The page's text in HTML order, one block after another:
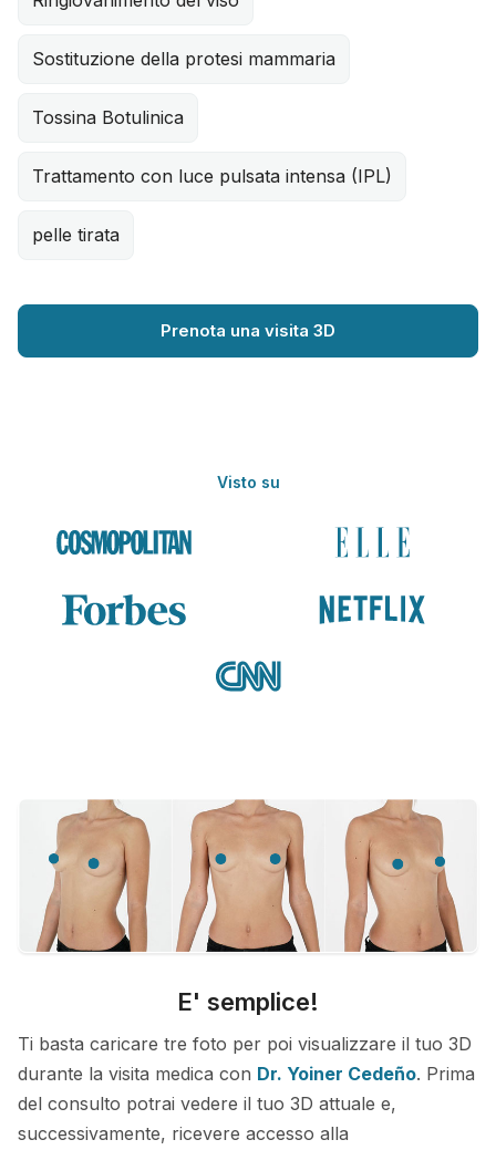
Sostituzione della protesi mammaria
Tossina Botulinica
Trattamento con luce pulsata intensa (IPL)
pelle tirata
Prenota una visita 3D
Visto su
E' semplice!
Ti basta caricare tre foto per poi visualizzare il tuo 3D
durante la visita medica con Dr. Yoiner Cedeño. Prima
del consulto potrai vedere il tuo 3D attuale e,
successivamente, ricevere accesso alla